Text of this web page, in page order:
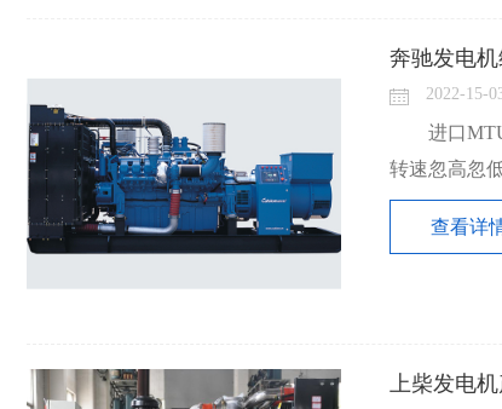
奔驰发电
2022-15-
进口
转速忽高忽
查看详
上柴发电